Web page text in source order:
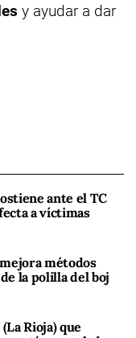
y ayudar a dar
ante el TC
a víctimas
métodos
la polilla del boj
Rioja) que